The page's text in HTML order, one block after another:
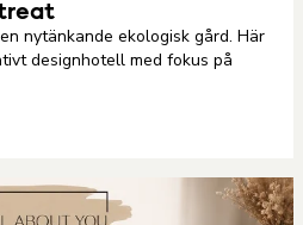
nytänkande ekologisk gård. Här
designhotell med fokus på